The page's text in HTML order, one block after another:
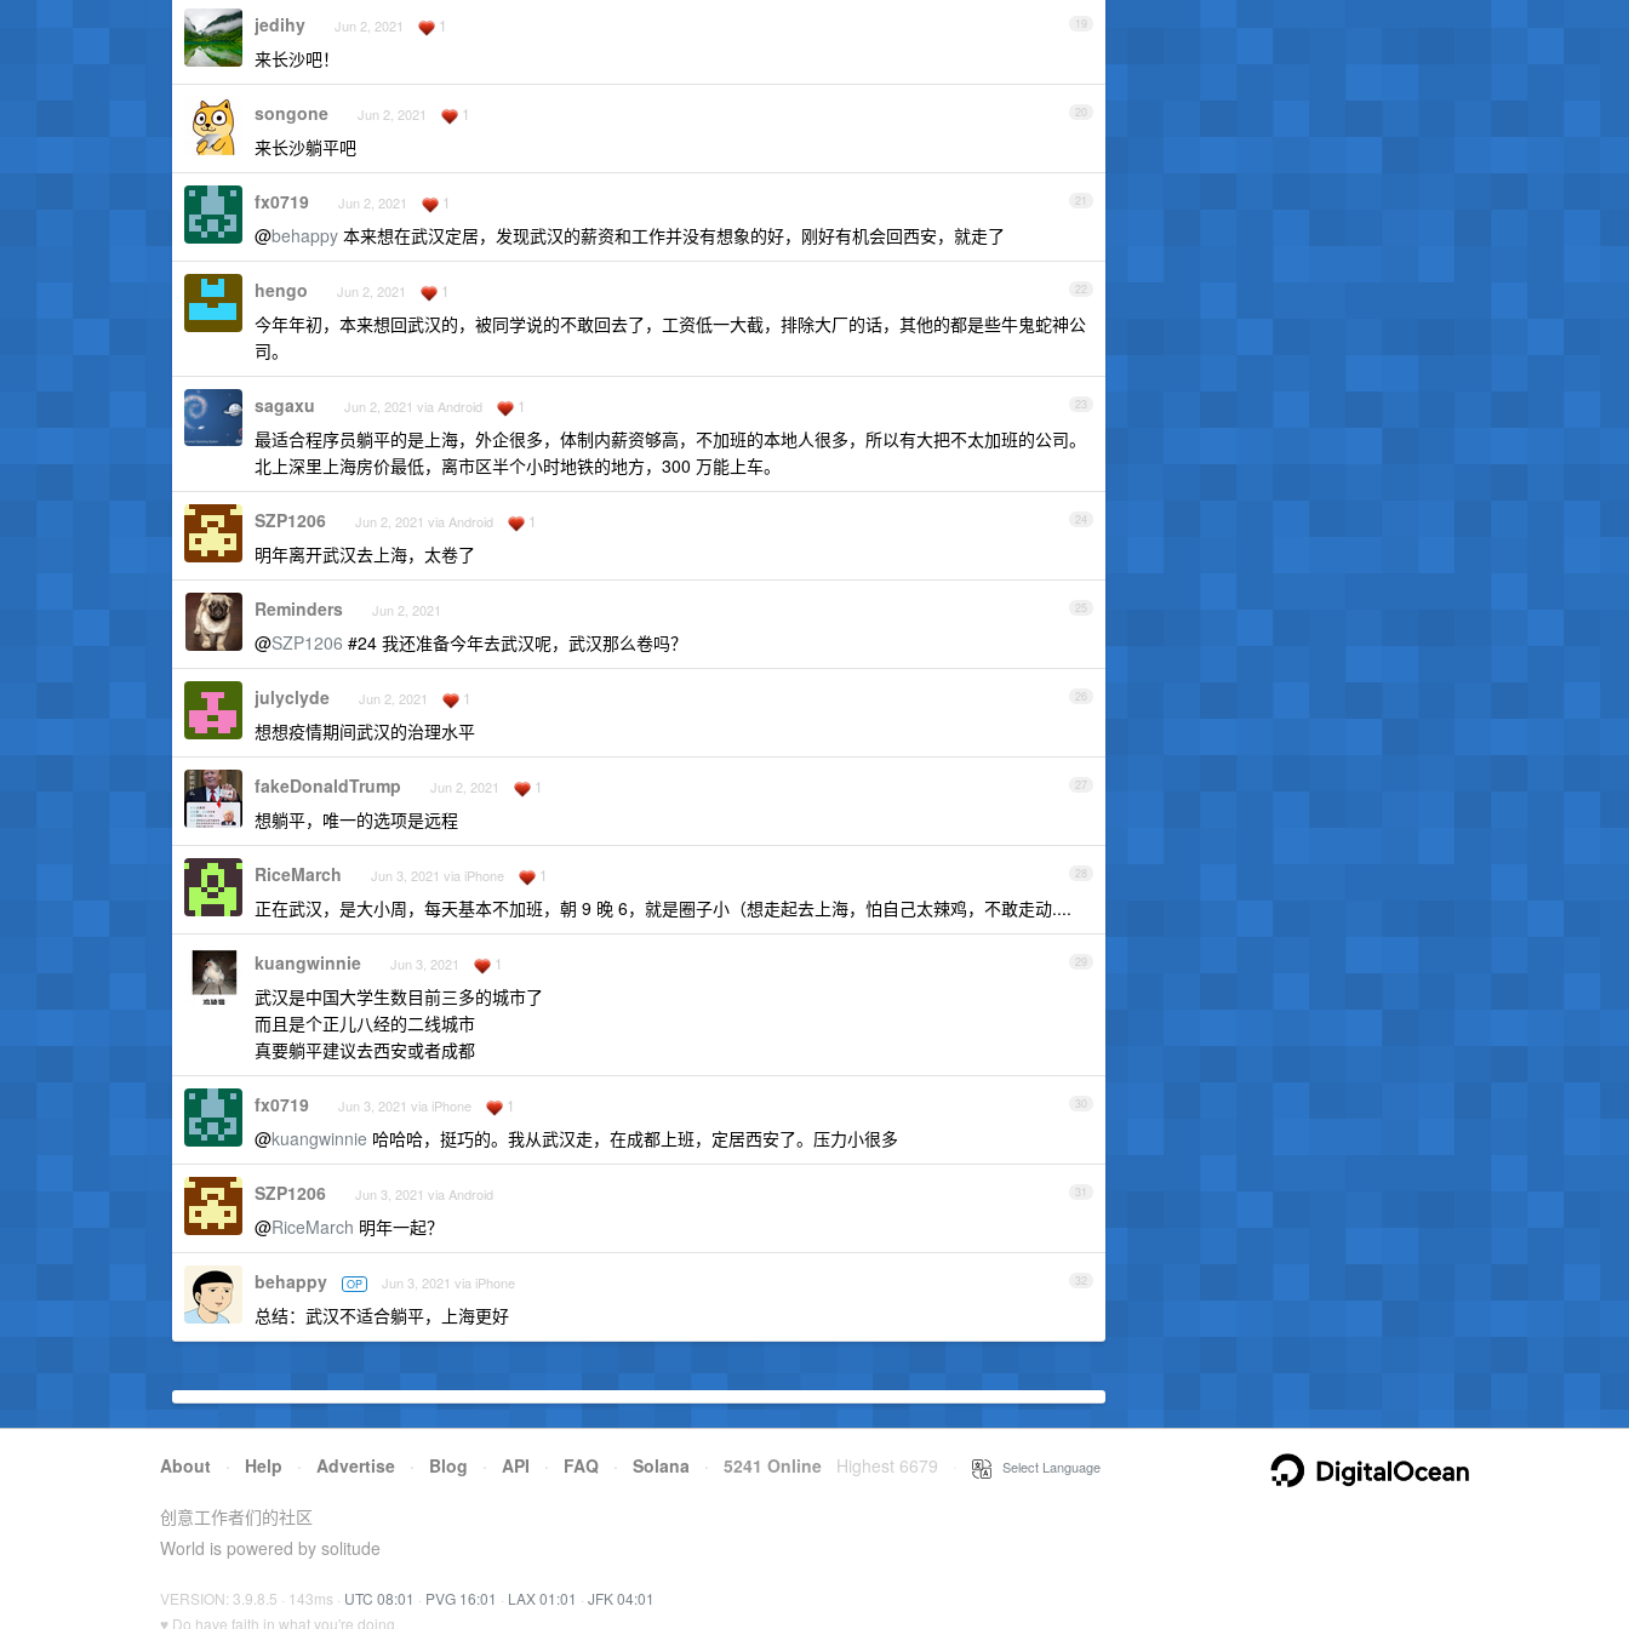
19
jedihy Jun 2, 2021 1
来长沙吧！
20
songone Jun 2, 2021 1
来长沙躺平吧
21
fx0719 Jun 2, 2021 1
@behappy 本来想在武汉定居，发现武汉的薪资和工作并没有想象的好，刚好有机会回西安，就走了
22
hengo Jun 2, 2021 1
今年年初，本来想回武汉的，被同学说的不敢回去了，工资低一大截，排除大厂的话，其他的都是些牛鬼蛇神公
司。
23
sagaxu Jun 2, 2021 via Android 1
最适合程序员躺平的是上海，外企很多，体制内薪资够高，不加班的本地人很多，所以有大把不太加班的公司。
北上深里上海房价最低，离市区半个小时地铁的地方，300 万能上车。
24
SZP1206 Jun 2, 2021 via Android 1
明年离开武汉去上海，太卷了
25
Reminders Jun 2, 2021
@SZP1206 #24 我还准备今年去武汉呢，武汉那么卷吗？
26
julyclyde Jun 2, 2021 1
想想疫情期间武汉的治理水平
27
fakeDonaldTrump Jun 2, 2021 1
想躺平，唯一的选项是远程
28
RiceMarch Jun 3, 2021 via iPhone 1
正在武汉，是大小周，每天基本不加班，朝 9 晚 6，就是圈子小（想走起去上海，怕自己太辣鸡，不敢走动....
29
kuangwinnie Jun 3, 2021 1
武汉是中国大学生数目前三多的城市了
而且是个正儿八经的二线城市
真要躺平建议去西安或者成都
30
fx0719 Jun 3, 2021 via iPhone 1
@kuangwinnie 哈哈哈，挺巧的。我从武汉走，在成都上班，定居西安了。压力小很多
31
SZP1206 Jun 3, 2021 via Android
@RiceMarch 明年一起？
32
behappy OP Jun 3, 2021 via iPhone
总结：武汉不适合躺平，上海更好
About · Help · Advertise · Blog · API · FAQ · Solana · 5241 Online Highest 6679 Select Language
创意工作者们的社区
World is powered by solitude
VERSION: 3.9.8.5 · 143ms · UTC 08:01 · PVG 16:01 · LAX 01:01 · JFK 04:01
♥ Do have faith in what you're doing.